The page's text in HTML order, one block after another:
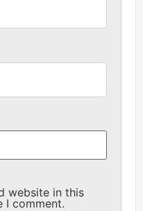
website in this
I comment.